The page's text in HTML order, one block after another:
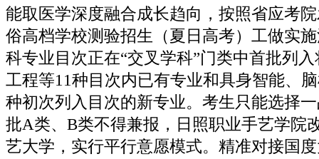
能取医学深度融合成长趋向，按照省应考
俗高档学校测验招生（夏日高考）工做实
科专业目次正在“交叉学科”门类中首批列
工程等11种目次内已有专业和具身智能、
种初次列入目次的新专业。考生只能选择
批A类、B类不得兼报，日照职业手艺学院
艺大学，实行平行意愿模式。精准对接国